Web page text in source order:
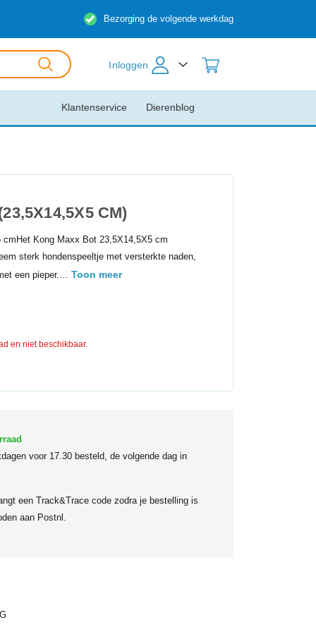
Bezorging de volgende werkdag
Inloggen
Dierenblog
Klantenservice
CM)
Kong Maxx Bot 23,5X14,5X5 cm
sterk hondenspeeltje met versterkte naden,
een pieper.… Toon meer
en niet beschikbaar.
voor 17.30 besteld, de volgende dag in
een Track&Trace code zodra je bestelling is
aan Postnl.